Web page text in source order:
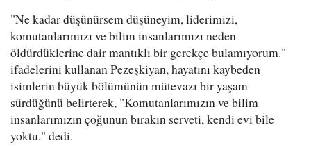
"Ne kadar düşünürsem düşüneyim, liderimizi,
komutanlarımızı ve bilim insanlarımızı neden
öldürdüklerine dair mantıklı bir gerekçe bulamıyorum."
ifadelerini kullanan Pezeşkiyan, hayatını kaybeden
isimlerin büyük bölümünün mütevazı bir yaşam
sürdüğünü belirterek, "Komutanlarımızın ve bilim
insanlarımızın çoğunun bırakın serveti, kendi evi bile
yoktu." dedi.